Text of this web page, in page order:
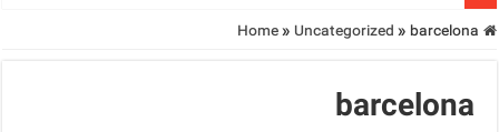
» Uncategorized» barcelona
barcelona